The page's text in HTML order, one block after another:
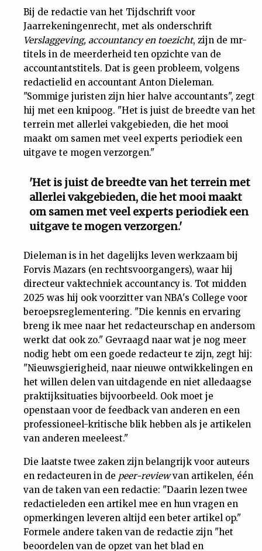
Bij de redactie van het Tijdschrift voor
Jaarrekeningenrecht, met als onderschrift
Verslaggeving, accountancy en toezicht, zijn de mr-
titels in de meerderheid ten opzichte van de
accountantstitels. Dat is geen probleem, volgens
redactielid en accountant Anton Dieleman.
"Sommige juristen zijn hier halve accountants", zegt
hij met een knipoog. "Het is juist de breedte van het
terrein met allerlei vakgebieden, die het mooi
maakt om samen met veel experts periodiek een
uitgave te mogen verzorgen."
'Het is juist de breedte van het terrein met
allerlei vakgebieden, die het mooi maakt
om samen met veel experts periodiek een
uitgave te mogen verzorgen.'
Dieleman is in het dagelijks leven werkzaam bij
Forvis Mazars (en rechtsvoorgangers), waar hij
directeur vaktechniek accountancy is. Tot midden
2025 was hij ook voorzitter van NBA's College voor
beroepsreglementering. "Die kennis en ervaring
breng ik mee naar het redacteurschap en andersom
werkt dat ook zo." Gevraagd naar wat je nog meer
nodig hebt om een goede redacteur te zijn, zegt hij:
"Nieuwsgierigheid, naar nieuwe ontwikkelingen en
het willen delen van uitdagende en niet alledaagse
praktijksituaties bijvoorbeeld. Ook moet je
openstaan voor de feedback van anderen en een
professioneel-kritische blik hebben als je artikelen
van anderen meeleest."
Die laatste twee zaken zijn belangrijk voor auteurs
en redacteuren in de peer-reviewvan artikelen, één
van de taken van een redactie: "Daarin lezen twee
redactieleden een artikel mee en hun vragen en
opmerkingen leveren altijd een beter artikel op."
Formele andere taken van de redactie zijn "het
beoordelen van de opzet van het blad en